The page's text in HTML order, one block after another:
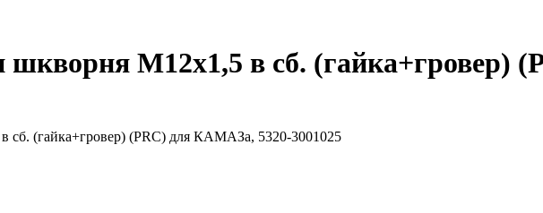
шкворня М12х1,5 в сб. (гайка+гровер)